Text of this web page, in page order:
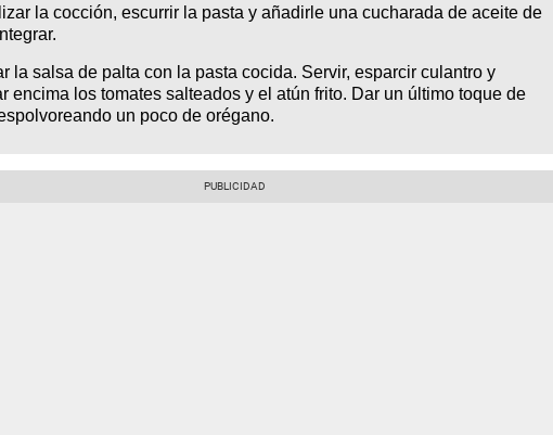
la cocción, escurrir la pasta y añadirle una cucharada de aceite de
la salsa de palta con la pasta cocida. Servir, esparcir culantro y
encima los tomates salteados y el atún frito. Dar un último toque de
un poco de orégano.